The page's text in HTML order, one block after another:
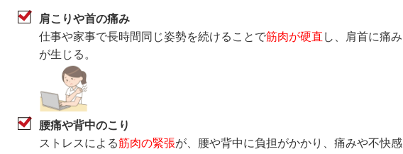
肩こりや首の痛み
仕事や家事で長時間同じ姿勢を続けることで筋肉が硬直 し、肩首に痛み
が生じる。
腰痛や背中のこり
ストレスによる筋肉の緊張が、腰や背中に負担がかかり、痛みや不快感